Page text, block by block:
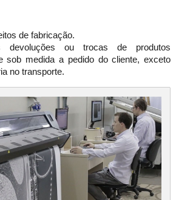
de fabricação.
devoluções ou trocas de produtos
sob medida a pedido do cliente, exceto
no transporte.